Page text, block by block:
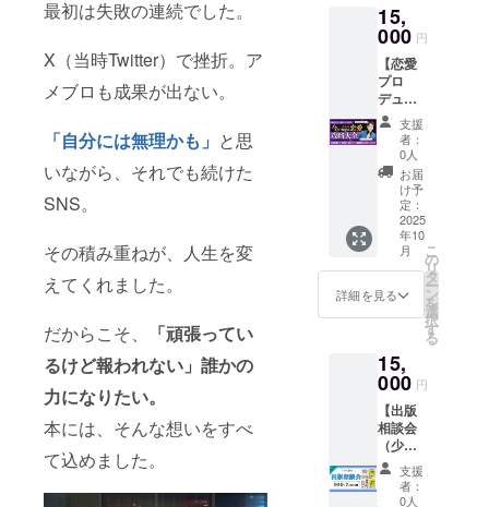
最初は失敗の連続でした。
X（当時Twitter）で挫折。ア
メブロも成果が出ない。
「自分には無理かも」 と思
いながら、それでも続けた
SNS。
その積み重ねが、人生を変
えてくれました。
だからこそ、
「頑張ってい
るけど報われない」誰かの
力になりたい。
本には、そんな想いをすべ
て込めました。
信を、
次のス
テージ
へと後
押しし
ます！
から応
援して
いま
す！ ③
SNSで
バズる
台本20
選 とっ
しーが
実際に
使い、
バズに
つな
がった
実例を
もとに
厳選し
た「台
本
マッ
ト」を
20本お
渡しし
ます！
ショー
ト動画
初心者
でも、
しーの
Facebo
okペー
ジでご
紹介し
ます ・
お名前
とご希
望の
SNSア
カウン
トをご
紹介し
ます ・
シェア
は、事
前にヒ
グさせ
ていた
だく場
合があ
ります
応援の
輪を、
次の誰
かへ。
かった
裏話や
事例・
実践方
法も
たっぷ
り。 リ
アルタ
イムで
参加で
きな
かった
方も、
アーカ
イブで
も学べ
ます。
●こんな
すすめ
・SNS
を始め
たいけ
ど、何
から始
めれば
いいか
● 講座
内容
（一
部） ・
再生数
が伸び
る動画
の共通
点と
は？ ・
企画・
台本・
構成の
作り方
・視聴
を高め
る編集
者がや
りがち
なNGパ
ターン
・スマ
ホ1台で
もでき
る撮
の3拍子
が揃
う、超
実用型
SNSな
ので
す！ ●
この講
座で学
べるこ
と（一
部） ・
あなた
の投稿
が“見ら
れない
理由”と
フィー
ル・カ
バー写
真の整
え方
（印象
の設
計） ・
の書籍
と、 オ
ンライ
ンで
とっ
しー本
人と直
接話せ
る！ 少
人数制
Zoom飲
み会
（交流
会）へ
のご招
待セッ
トで
ででき
ること
・とっ
しー本
人と直
接交
流！ゆ
るく楽
しく乾
15,
000 円
【恋愛
プロ
デュー
ス（少
人数
制）】
＼ あな
たの“魅
力”を一
緒に発
掘し、
モテ力
を底上
げしま
す！ ／
「なん
愛がう
まくい
かな
い…」
「自分
に自信
が持て
ない」
「そも
支援
者：
0人
お届
け予
定：
2025
年10
月
詳細を見る
こ
の
リ
タ
ー
ン
を
選
択
す
る
15,
000 円
【出版
相談会
（少人
数
制）】
＼ あな
支援
者：
0人